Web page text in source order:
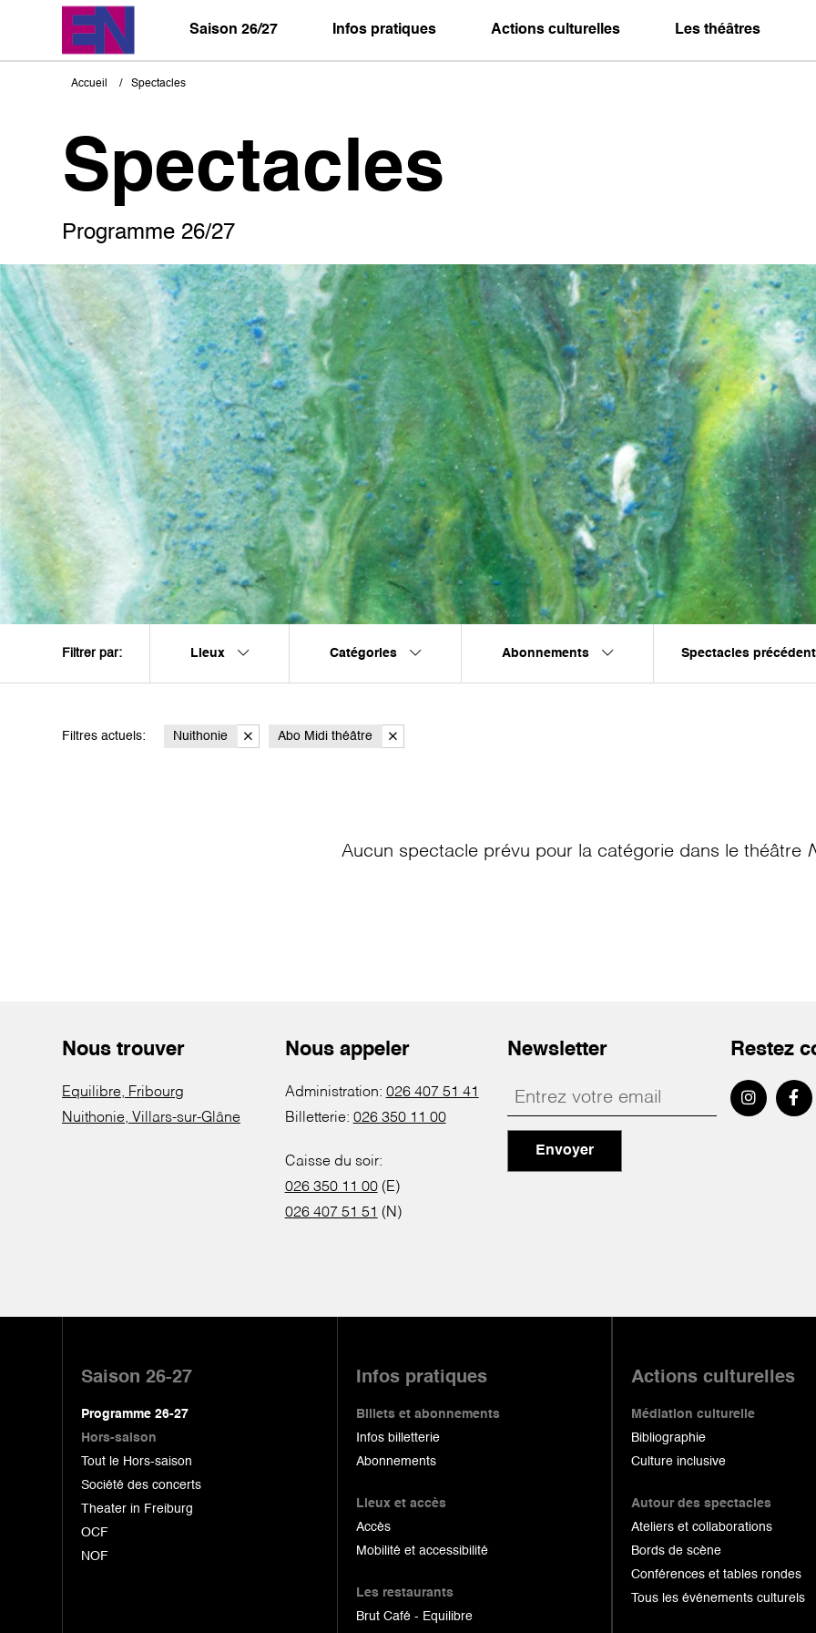
Saison 26/27 Infos pratiques Actions culturelles Les théâtres
Fil
Accueil Spectacles
Spectacles
Programme 26/27
Filtrer par: Lieux Catégories Abonnements Spectacles
Filtres actuels: Nuithonie Abo Midi théâtre
Aucun spectacle prévu pour la catégorie dans le théâtre
Nous trouver
Equilibre, Fribourg
Nuithonie, Villars-sur-Glâne
Nous appeler
Administration: 026 407 51 41
Billetterie: 026 350 11 00
Caisse du soir:
026 350 11 00(E)
026 407 51 51 (N)
Newsletter
Envoyer
Restez
Saison 26-27
Programme 26-27
Hors-saison
Tout le Hors-saison
Société des concerts
Theater in Freiburg
OCF
NOF
Infos pratiques
Billets et abonnements
Infos billetterie
Abonnements
Lieux et accès
Accès
Mobilité et accessibilité
Les restaurants
Brut Café - Equilibre
Actions culturelles
Médiation culturelle
Bibliographie
Culture inclusive
Autour des spectacles
Ateliers et collaborations
Bords de scène
Conférences et tables rondes
Tous les événements culturels